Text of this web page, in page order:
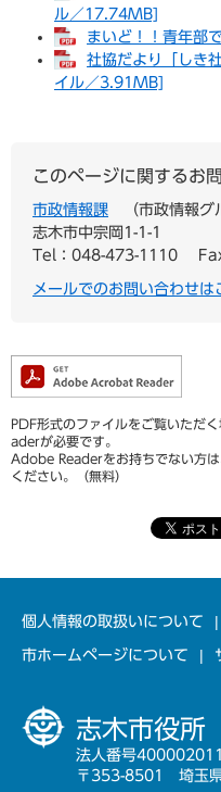
ル／17.74MB]
まいど！！青年部
社協だより「しき
イル／3.91MB]
このページに関するお
市政情報課
市政情報グ
志木市中宗岡1-1-1
Tel：048-473-1110
メールでのお問い合わせは
PDF形式のファイルをご覧いただ
aderが必要です。
Adobe Readerをお持ちでない方
ください。（無料）
個人情報の取扱いについて
市ホームページについて
志木市役所
法人番号
〒353-8501 埼玉